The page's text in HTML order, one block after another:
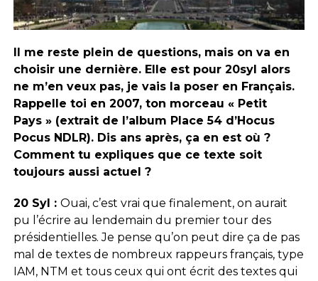
Il me reste plein de questions, mais on va en
choisir une dernière. Elle est pour 20syl alors
ne m’en veux pas, je vais la poser en Français.
Rappelle toi en 2007, ton morceau « Petit
Pays » (extrait de l’album Place 54 d’Hocus
Pocus NDLR). Dis ans après, ça en est où ?
Comment tu expliques que ce texte soit
toujours aussi actuel ?
20 Syl : Ouai, c’est vrai que finalement, on aurait
pu l’écrire au lendemain du premier tour des
présidentielles. Je pense qu’on peut dire ça de pas
mal de textes de nombreux rappeurs français, type
IAM, NTM et tous ceux qui ont écrit des textes qui